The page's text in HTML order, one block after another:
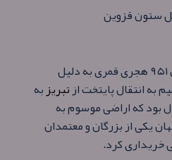
شاه تهماسب صفوی در سال ۹۵۱ هجری قمری به دلیل
به انتقال پایتخت ازتبریزبه
بود که اراضی موسوم به
یکی از بزرگان و معتمدان
خریداری کرد.